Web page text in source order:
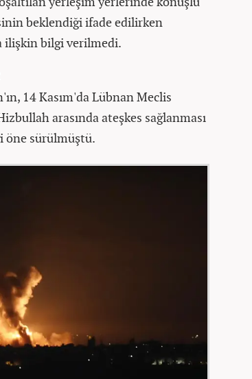
beklendiği ifade edilirken
bilgi verilmedi.
14 Kasım'da Lübnan Meclis
arasında ateşkes sağlanması
öne sürülmüştü.